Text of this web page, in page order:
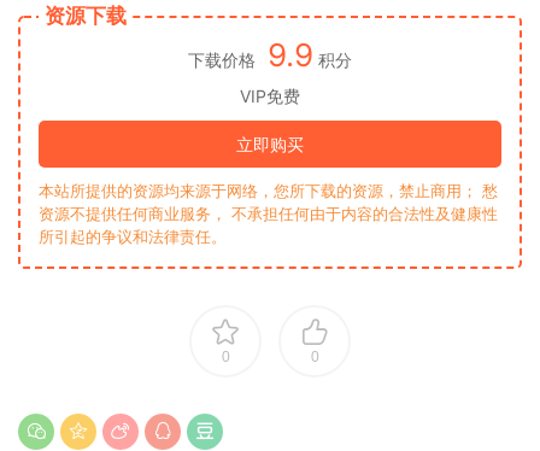
资源下载
下载价格 9.9 积分
VIP免费
立即购买
本站所提供的资源均来源于网络，您所下载的资源，禁止商用； 愁
资源不提供任何商业服务， 不承担任何由于内容的合法性及健康性
所引起的争议和法律责任。
0 0